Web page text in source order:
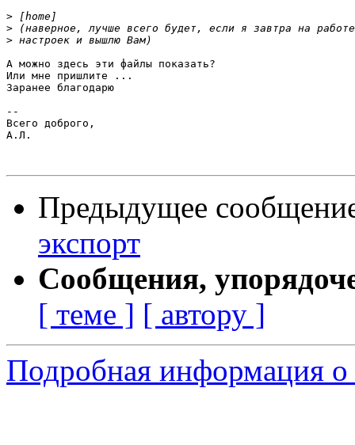
>
>
>
А можно здесь эти файлы показать?
Или мне пришлите ...
Заранее благодарю
--
Всего доброго,
А.Л.
Предыдущее
экспорт
Сообщения,
[ теме ] [ автору ]
Подробная информация о